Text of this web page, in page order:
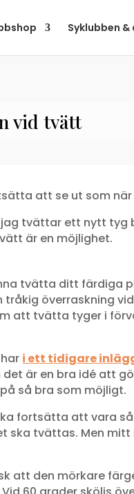
Syklubben
vid tvätt
att se ut som
tvättar ett nytt
är en möjlighet.
tvätta ditt färdiga
överraskning
att tvätta tyger i
i ett tidigare
är en bra idé att
så bra som möjligt.
fortsätta att vara
ska tvättas. Men
att den mörkare